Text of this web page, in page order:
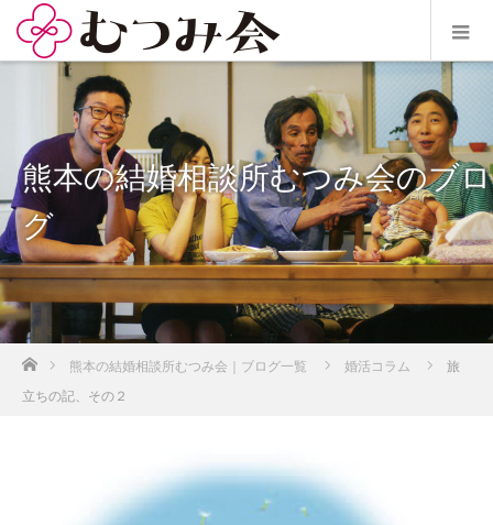
熊本の結婚相談所むつみ会のブロ
グ
ホーム熊本の結婚相談所むつみ会｜ブログ一覧 婚活コラム
旅
立ちの記、その２